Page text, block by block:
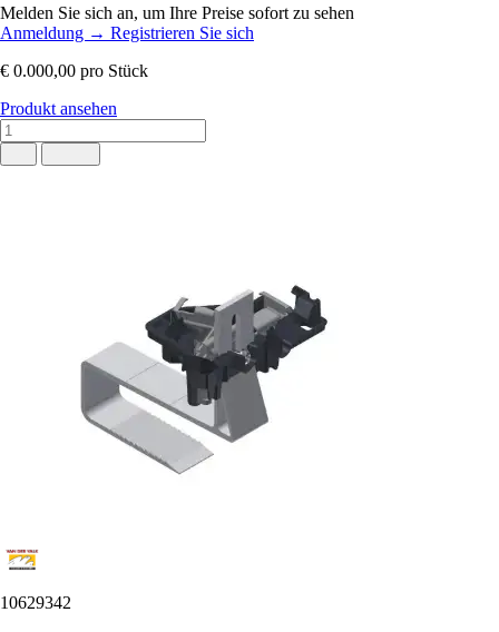
Melden Sie sich an, um Ihre Preise sofort zu sehen
Anmeldung → Registrieren Sie sich
€ 0.000,00 pro Stück
Produkt ansehen
10629342